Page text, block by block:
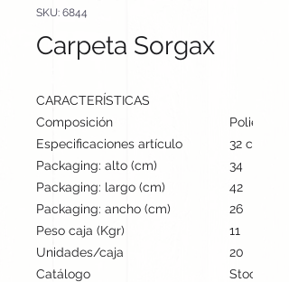
SKU: 6844
Carpeta Sorgax
CARACTERÍSTICAS
Composición
Poliéster
Especificaciones artículo
32 cm /
Packaging: alto (cm)
34
Packaging: largo (cm)
42
Packaging: ancho (cm)
26
Peso caja (Kgr)
11
Unidades/caja
20
Catálogo
Stock